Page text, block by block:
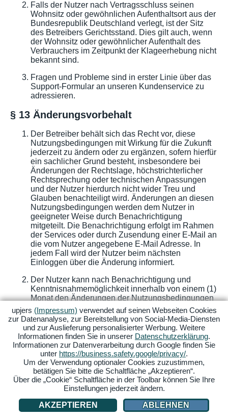
Falls der Nutzer nach Vertragsschluss seinen
Wohnsitz oder gewöhnlichen Aufenthaltsort aus der
Bundesrepublik Deutschland verlegt, ist der Sitz
des Betreibers Gerichtsstand. Dies gilt auch, wenn
der Wohnsitz oder gewöhnlicher Aufenthalt des
Verbrauchers im Zeitpunkt der Klageerhebung nicht
bekannt sind.
Fragen und Probleme sind in erster Linie über das
Support-Formular an unseren Kundenservice zu
adressieren.
§ 13 Änderungsvorbehalt
Der Betreiber behält sich das Recht vor, diese
Nutzungsbedingungen mit Wirkung für die Zukunft
jederzeit zu ändern oder zu ergänzen, sofern hierfür
ein sachlicher Grund besteht, insbesondere bei
Änderungen der Rechtslage, höchstrichterlicher
Rechtsprechung oder technischen Anpassungen
und der Nutzer hierdurch nicht wider Treu und
Glauben benachteiligt wird. Änderungen an diesen
Nutzungsbedingungen werden dem Nutzer in
geeigneter Weise durch Benachrichtigung
mitgeteilt. Die Benachrichtigung erfolgt im Rahmen
der Services oder durch Zusendung einer E-Mail an
die vom Nutzer angegebene E-Mail Adresse. In
jedem Fall wird der Nutzer beim nächsten
Einloggen über die Änderung informiert.
Der Nutzer kann nach Benachrichtigung und
Kenntnisnahmemöglichkeit innerhalb von einem (1)
Monat den Änderungen der Nutzungsbedingungen
widersprechen. Es wird dem Nutzer empfohlen, den
Widerspruch schriftlich bzw. per E-Mail zu
Beweissicherungszwecken an den Betreiber zu
richten.
Widerspricht der Nutzer den geänderten
Nutzungsbedingungen nicht innerhalb eines
Monats nach Zugang der Mitteilung und wurde er in
der Änderungsmitteilung ausdrücklich auf diese
Rechtsfolge hingewiesen, gelten die Änderungen
als genehmigt. Änderungen, die wesentliche
Vertragspflichten betreffen oder das vertragliche
upjers (Impressum) verwendet auf seinen Webseiten Cookies
zur Datenanalyse, zur Bereitstellung von Social-Media-Diensten
und zur Auslieferung personalisierter Werbung. Weitere
Informationen finden Sie in unserer Datenschutzerklärung.
Informationen zur Datenverarbeitung durch Google finden Sie
unter https://business.safety.google/privacy/.
Um der Verwendung optionaler Cookies zuzustimmen,
betätigen Sie bitte die Schaltfläche „Akzeptieren“.
Über die „Cookie“ Schaltfläche in der Toolbar können Sie Ihre
Einstellungen jederzeit ändern.
AKZEPTIEREN
ABLEHNEN